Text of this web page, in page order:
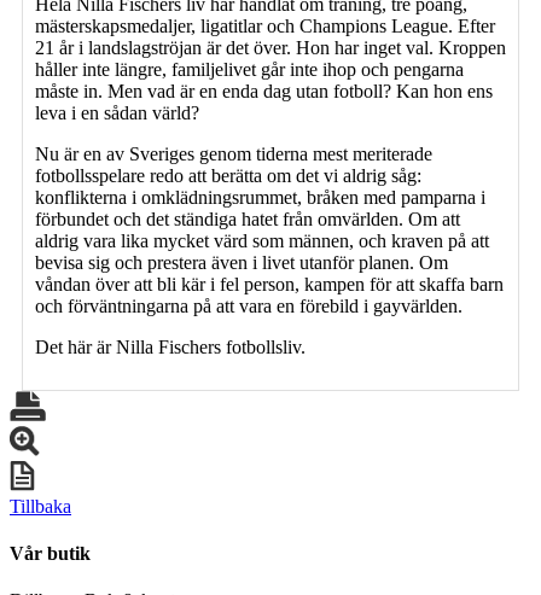
mästerskapsmedaljer, ligatitlar och Champions League. Efter
21 år i landslagströjan är det över. Hon har inget val. Kroppen
håller inte längre, familjelivet går inte ihop och pengarna
måste in. Men vad är en enda dag utan fotboll? Kan hon ens
leva i en sådan värld?
Nu är en av Sveriges genom tiderna mest meriterade
fotbollsspelare redo att berätta om det vi aldrig såg:
konflikterna i omklädningsrummet, bråken med pamparna i
förbundet och det ständiga hatet från omvärlden. Om att
aldrig vara lika mycket värd som männen, och kraven på att
bevisa sig och prestera även i livet utanför planen. Om
våndan över att bli kär i fel person, kampen för att skaffa barn
och förväntningarna på att vara en förebild i gayvärlden.
Det här är Nilla Fischers fotbollsliv.
Tillbaka
Vår butik